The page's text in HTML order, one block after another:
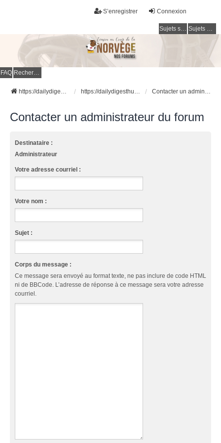
Connexion
S’enregistrer
Sujets sans réponse Sujets actifs
FAQ Rechercher
https://dailydigesthub.com https://dailydigesthub.com Contacter un administrateur du forum
Contacter un administrateur du forum
Destinataire :
Administrateur
Votre adresse courriel :
Votre nom :
Sujet :
Corps du message :
Ce message sera envoyé au format texte, ne pas inclure de code HTML
ni de BBCode. L’adresse de réponse à ce message sera votre adresse
courriel.